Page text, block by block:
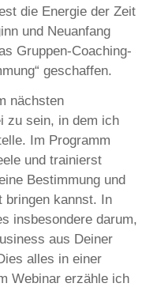
die Energie der Zeit
und Neuanfang
Gruppen-Coaching-
geschaffen.
nächsten
zu sein, in dem ich
Im Programm
und trainierst
Bestimmung und
bringen kannst. In
insbesondere darum,
aus Deiner
alles in einer
Webinar erzähle ich